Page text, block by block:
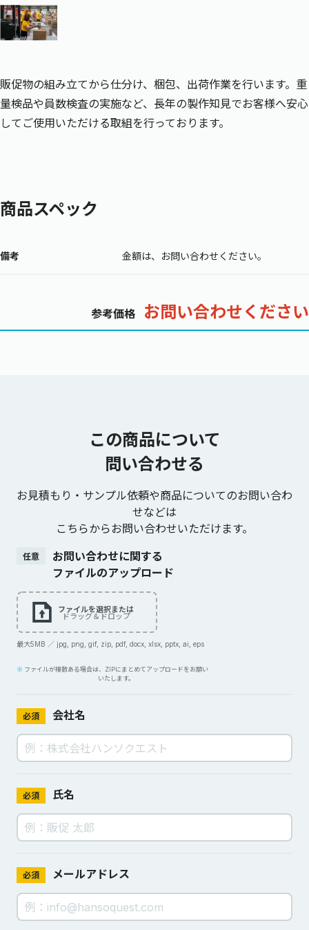
販促物の組み立てから仕分け、梱包、出荷作業を行います。重
量検品や員数検査の実施など、長年の製作知見でお客様へ安心
してご使用いただける取組を行っております。
商品スペック
備考 金額は、お問い合わせください。
参考価格 お問い合わせください
この商品について
問い合わせる
お見積もり・サンプル依頼や商品についてのお問い合わ
せなどは
こちらからお問い合わせいただけます。
任意
お問い合わせに関する
ファイルのアップロード
ファイルを選択または
ドラッグ＆ドロップ
最大5MB ／ jpg, png, gif, zip, pdf, docx, xlsx, pptx, ai, eps
ファイルが複数ある場合は、ZIPにまとめてアップロードをお願い
いたします。
必須 会社名
必須 氏名
必須 メールアドレス